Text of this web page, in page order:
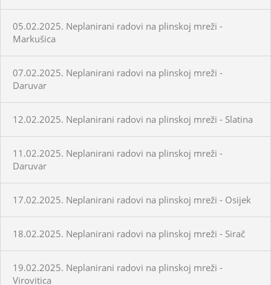
05.02.2025. Neplanirani radovi na plinskoj mreži -
Markušica
07.02.2025. Neplanirani radovi na plinskoj mreži -
Daruvar
12.02.2025. Neplanirani radovi na plinskoj mreži - Slatina
11.02.2025. Neplanirani radovi na plinskoj mreži -
Daruvar
17.02.2025. Neplanirani radovi na plinskoj mreži - Osijek
18.02.2025. Neplanirani radovi na plinskoj mreži - Sirač
19.02.2025. Neplanirani radovi na plinskoj mreži -
Virovitica